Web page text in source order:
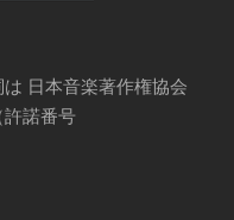
日本音楽著作権協会
諾番号